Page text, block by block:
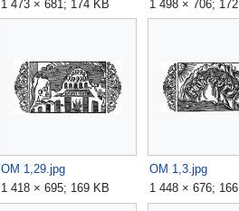
1 473 × 681; 174 KB 1 498 × 706;
OM 1,29.jpg
1 418 × 695; 169 KB
OM 1,3.jpg
1 448 × 676;